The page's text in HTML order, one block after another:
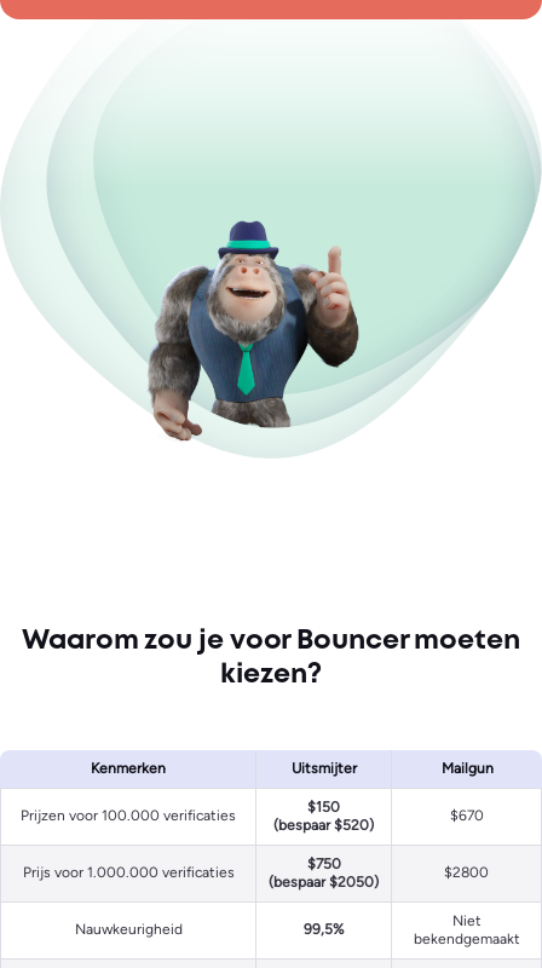
Waarom zou je voor Bouncer moeten
kiezen?
Kenmerken Uitsmijter Mailgun
Prijzen voor 100.000 verificaties
$150
(bespaar $520)
$670
Prijs voor 1.000.000 verificaties
$750
(bespaar $2050)
$2800
Nauwkeurigheid 99,5%
Niet
bekendgemaakt